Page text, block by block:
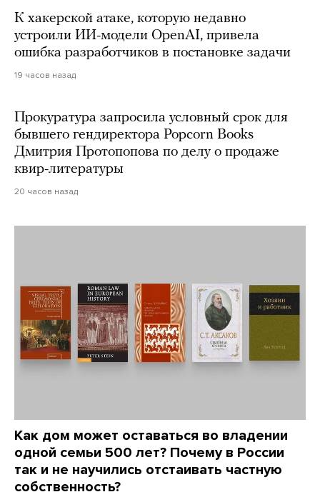
К хакерской атаке, которую недавно
устроили ИИ-модели OpenAI, привела
ошибка разработчиков в постановке задачи
19 часов назад
Прокуратура запросила условный срок для
бывшего гендиректора Popcorn Books
Дмитрия Протопопова по делу о продаже
квир-литературы
20 часов назад
Как дом может оставаться во владении
одной семьи 500 лет? Почему в России
так и не научились отстаивать частную
собственность?